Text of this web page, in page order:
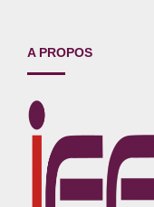
A PROPOS